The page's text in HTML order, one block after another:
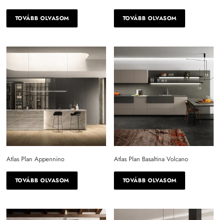
TOVÁBB OLVASOM TOVÁBB OLVASOM
Atlas Plan Appennino
TOVÁBB OLVASOM
Atlas Plan Basaltina Volcano
TOVÁBB OLVASOM